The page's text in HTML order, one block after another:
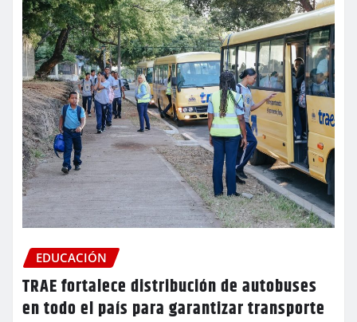
EDUCACIÓN
TRAE fortalece distribución de autobuses
en todo el país para garantizar transporte